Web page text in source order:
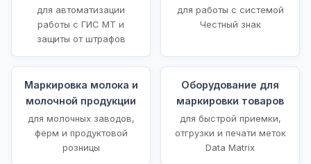
для автоматизации
работы с ГИС МТ и
защиты от штрафов
для работы с системой
Честный знак
Маркировка молока и
молочной продукции
для молочных заводов,
ферм и продуктовой
розницы
Оборудование для
маркировки товаров
для быстрой приемки,
отгрузки и печати меток
Data Matrix